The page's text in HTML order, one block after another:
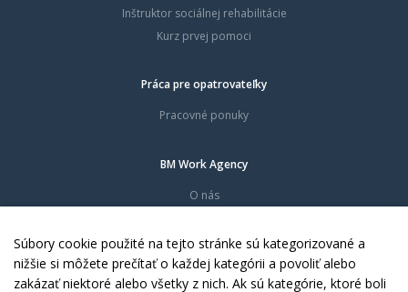
Inštruktor sociálnej rehabilitácie
Kurz prvej pomoci
Práca pre opatrovateľky
Pracovné ponuky
BM Work Agency
O nás
Dokumenty
Kontakty
Súbory cookie použité na tejto stránke sú kategorizované a
nižšie si môžete prečítať o každej kategórii a povoliť alebo
zakázať niektoré alebo všetky z nich. Ak sú kategórie, ktoré boli